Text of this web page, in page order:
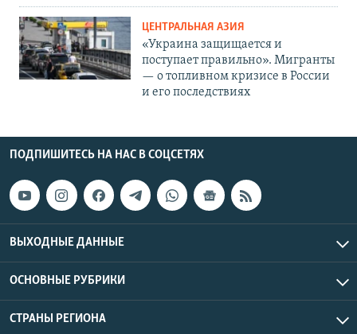
ЦЕНТРАЛЬНАЯ АЗИЯ
«Украина защищается и
поступает правильно». Мигранты
— о топливном кризисе в России
и его последствиях
ПОДПИШИТЕСЬ НА НАС В СОЦСЕТЯХ
ВЫХОДНЫЕ ДАННЫЕ
ОСНОВНЫЕ РУБРИКИ
СТРАНЫ РЕГИОНА